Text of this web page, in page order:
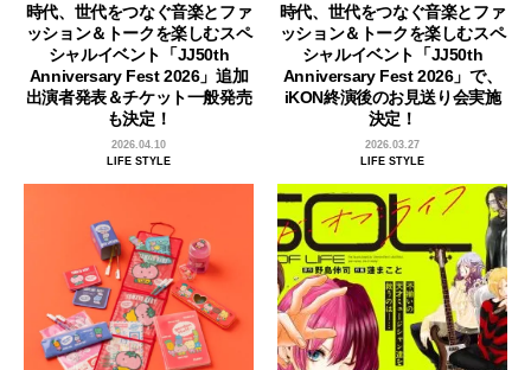
時代、世代をつなぐ音楽とファ
ッション＆トークを楽しむスペ
シャルイベント「JJ50th
Anniversary Fest 2026」追加
出演者発表＆チケット一般発売
も決定！
2026.04.10
LIFE STYLE
時代、世代をつなぐ音楽とファ
ッション＆トークを楽しむスペ
シャルイベント「JJ50th
Anniversary Fest 2026」で、
iKON終演後のお見送り会実施
決定！
2026.03.27
LIFE STYLE